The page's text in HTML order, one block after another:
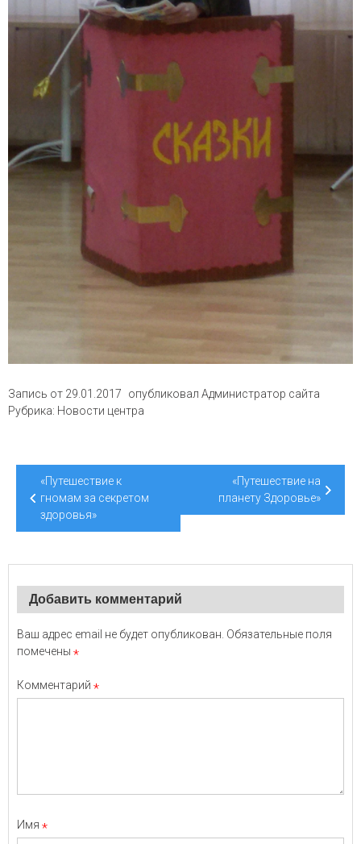
Запись от 29.01.2017 опубликовал Администратор сайта
Рубрика: Новости центра
Навигация
записям
«Путешествие к
гномам за секретом
здоровья»
«Путешествие на
планету Здоровье»
Добавить комментарий
Ваш адрес email не будет опубликован. Обязательные поля
помечены *
Комментарий *
Имя *